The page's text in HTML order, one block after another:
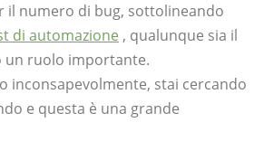
il numero di bug, sottolineando
di automazione , qualunque sia il
un ruolo importante.
inconsapevolmente, stai cercando
e questa è una grande